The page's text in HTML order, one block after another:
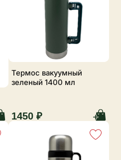
Термос вакуумный
зеленый 1400 мл
1450 ₽